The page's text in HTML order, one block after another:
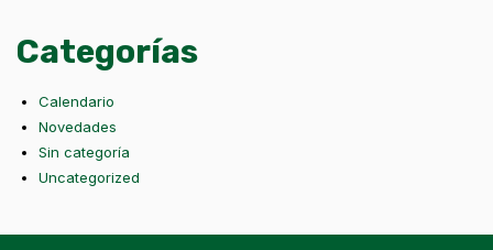
Categorías
Calendario
Novedades
Sin categoría
Uncategorized